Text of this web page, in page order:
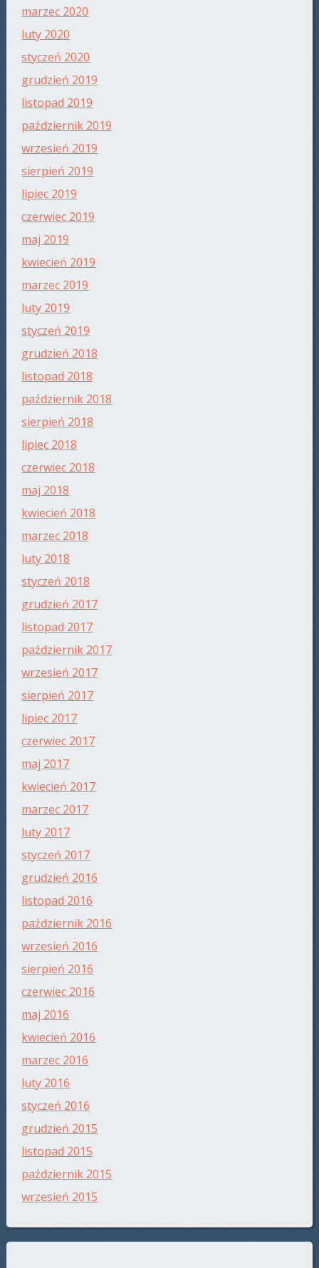
marzec 2020
luty 2020
styczeń 2020
grudzień 2019
listopad 2019
październik 2019
wrzesień 2019
sierpień 2019
lipiec 2019
czerwiec 2019
maj 2019
kwiecień 2019
marzec 2019
luty 2019
styczeń 2019
grudzień 2018
listopad 2018
październik 2018
sierpień 2018
lipiec 2018
czerwiec 2018
maj 2018
kwiecień 2018
marzec 2018
luty 2018
styczeń 2018
grudzień 2017
listopad 2017
październik 2017
wrzesień 2017
sierpień 2017
lipiec 2017
czerwiec 2017
maj 2017
kwiecień 2017
marzec 2017
luty 2017
styczeń 2017
grudzień 2016
listopad 2016
październik 2016
wrzesień 2016
sierpień 2016
czerwiec 2016
maj 2016
kwiecień 2016
marzec 2016
luty 2016
styczeń 2016
grudzień 2015
listopad 2015
październik 2015
wrzesień 2015